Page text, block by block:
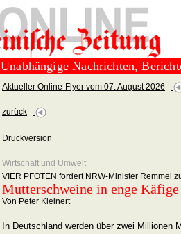
Unabhängige Nachrichten,
Aktueller Online-Flyer vom 07. August 2026
zurück
Druckversion
Wirtschaft und Umwelt
VIER PFOTEN fordert NRW-Minister Remmel
Mutterschweine in enge
Von Peter Kleinert
In Deutschland werden über zwei Millionen